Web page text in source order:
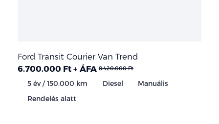
Ford Transit Courier Van Trend
6.700.000 Ft + ÁFA 8.420.000 Ft
5 év / 150.000 km Diesel
Manuális
Rendelés alatt